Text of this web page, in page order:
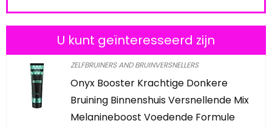
U kunt geïnteresseerd zijn
ZELFBRUINERS AND BRUINVERSNELLERS
Onyx Booster Krachtige Donkere
Bruining Binnenshuis Versnellende Mix
Melanineboost Voedende Formule